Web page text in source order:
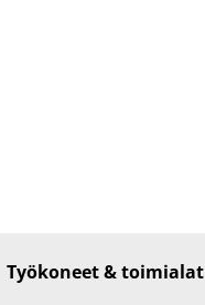
Työkoneet & toimialat